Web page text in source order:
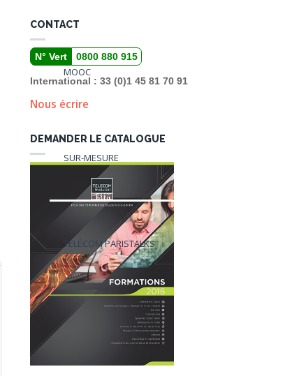
MOOC
SUR-MESURE
TÉLÉCOM PARISTALKS
CONTACT
N° Vert 0800 880 915
International : 33 (0)1 45 81 70 91
Nous écrire
DEMANDER LE CATALOGUE